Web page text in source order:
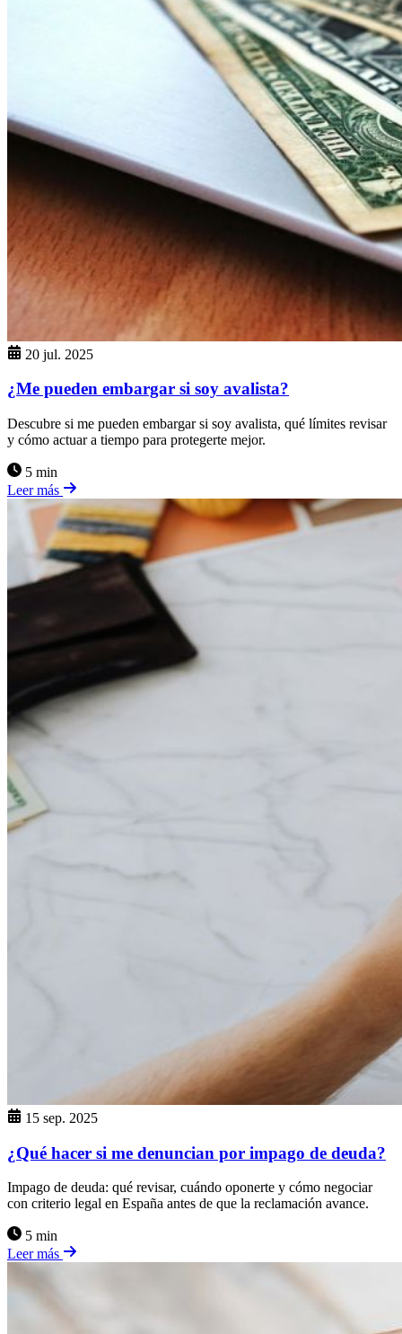
20 jul. 2025
¿Me pueden embargar si soy avalista?
Descubre si me pueden embargar si soy avalista, qué límites revisar
y cómo actuar a tiempo para protegerte mejor.
5 min
Leer más
15 sep. 2025
¿Qué hacer si me denuncian por impago de deuda?
Impago de deuda: qué revisar, cuándo oponerte y cómo negociar
con criterio legal en España antes de que la reclamación avance.
5 min
Leer más